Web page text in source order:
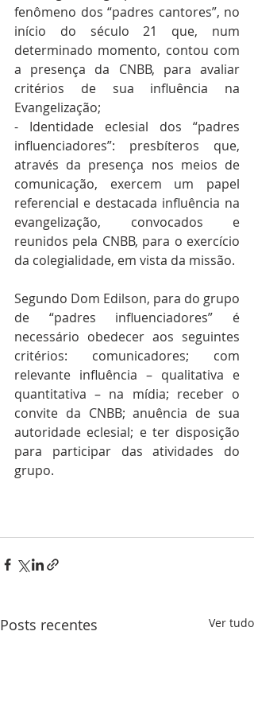
fenômeno dos “padres cantores”, no
início do século 21 que, num
determinado momento, contou com
a presença da CNBB, para avaliar
critérios de sua influência na
Evangelização;
- Identidade eclesial dos “padres
influenciadores”: presbíteros que,
através da presença nos meios de
comunicação, exercem um papel
referencial e destacada influência na
evangelização, convocados e
reunidos pela CNBB, para o exercício
da colegialidade, em vista da missão.
Segundo Dom Edilson, para do grupo
de “padres influenciadores” é
necessário obedecer aos seguintes
critérios: comunicadores; com
relevante influência – qualitativa e
quantitativa – na mídia; receber o
convite da CNBB; anuência de sua
autoridade eclesial; e ter disposição
para participar das atividades do
grupo.
Posts recentes Ver tudo